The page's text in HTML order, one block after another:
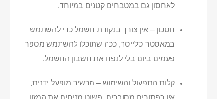
לאחסון גם במטבחים קטנים במיוחד.
חסכון – אין צורך בנקודת חשמל כדי להשתמש
במאסטר סלייסר, ככה שתוכלו להשתמש מספר
פעמים ביום בלי לנפח את חשבון החשמל.
קלות התפעול והשימוש – מכשיר מופעל ידנית,
אין כפתורים מסובכים. פשוט מניחים את המזון